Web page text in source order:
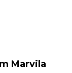
Marvila